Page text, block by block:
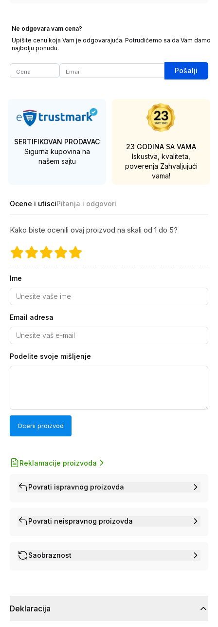
Ne odgovara vam cena?
Upišite cenu koja Vam je odgovarajuća. Potrudićemo sa da Vam damo
najbolju ponudu.
Pošalji
SERTIFIKOVAN PRODAVAC
Sigurna kupovina na
našem sajtu
23 GODINA SA VAMA
Iskustva, kvaliteta,
poverenja Zahvaljujući
vama!
Ocene i utisciPitanja i odgovori
Kako biste ocenili ovaj proizvod na skali od 1 do 5?
Ime
Email adresa
Podelite svoje mišljenje
Oceni proizvod
Reklamacije proizvoda
Povrati ispravnog proizovda
Povrati neispravnog proizovda
Saobraznost
Deklaracija